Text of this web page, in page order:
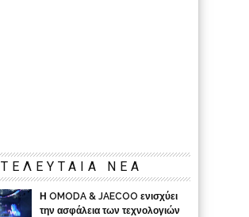
ΤΕΛΕΥΤΑΙΑ ΝΕΑ
Η OMODA & JAECOO ενισχύει
την ασφάλεια των τεχνολογιών